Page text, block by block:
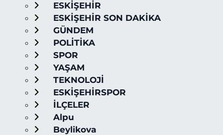
ESKİŞEHİR
ESKİŞEHİR SON DAKİKA
GÜNDEM
POLİTİKA
SPOR
YAŞAM
TEKNOLOJİ
ESKİŞEHİRSPOR
İLÇELER
Alpu
Beylikova